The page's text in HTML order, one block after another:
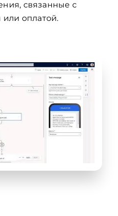
связанные с
или оплатой.